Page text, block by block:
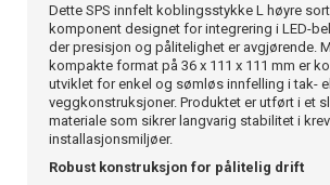
Dette SPS innfelt koblingsstykke L høyre
komponent designet for integrering i LED-
der presisjon og pålitelighet er avgjørende.
kompakte format på 36 x 111 x 111 mm er
utviklet for enkel og sømløs innfelling i tak-
veggkonstruksjoner. Produktet er utført i et
materiale som sikrer langvarig stabilitet i
installasjonsmiljøer.
Robust konstruksjon for pålitelig drift